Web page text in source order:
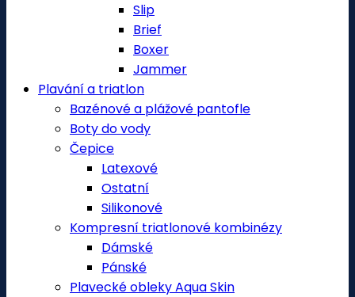
Slip
Brief
Boxer
Jammer
Plavání a triatlon
Bazénové a plážové pantofle
Boty do vody
Čepice
Latexové
Ostatní
Silikonové
Kompresní triatlonové kombinézy
Dámské
Pánské
Plavecké obleky Aqua Skin